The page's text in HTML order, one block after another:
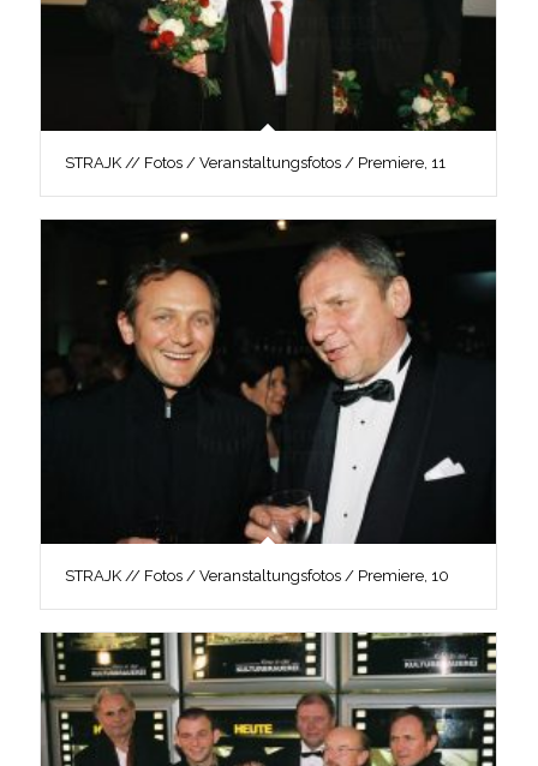
STRAJK // Fotos / Veranstaltungsfotos / Premiere, 11
STRAJK // Fotos / Veranstaltungsfotos / Premiere, 10